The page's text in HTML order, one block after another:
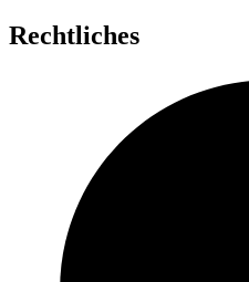
Rechtliches